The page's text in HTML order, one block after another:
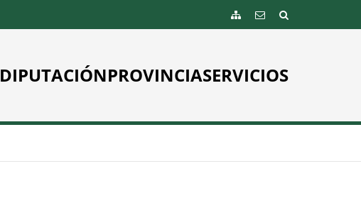
DIPUTACIÓNPROVINCIASERVICIOS